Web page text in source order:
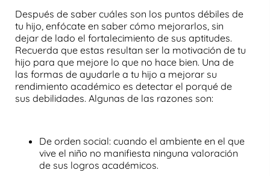
Después de saber cuáles son los puntos débiles de
tu hijo, enfócate en saber cómo mejorarlos, sin
dejar de lado el fortalecimiento de sus aptitudes.
Recuerda que estas resultan ser la motivación de tu
hijo para que mejore lo que no hace bien. Una de
las formas de ayudarle a tu hijo a mejorar su
rendimiento académico es detectar el porqué de
sus debilidades. Algunas de las razones son:
De orden social: cuando el ambiente en el que
vive el niño no manifiesta ninguna valoración
de sus logros académicos.